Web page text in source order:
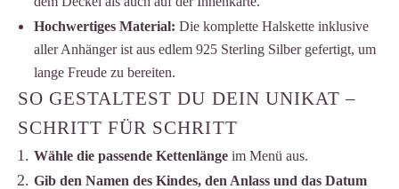
Hochwertiges Material: Die komplette Halskette inklusive
aller Anhänger ist aus edlem 925 Sterling Silber gefertigt, um
lange Freude zu bereiten.
SO GESTALTEST DU DEIN UNIKAT –
SCHRITT FÜR SCHRITT
Wähle die passende Kettenlänge im Menü aus.
Gib den Namen des Kindes, den Anlass und das Datum